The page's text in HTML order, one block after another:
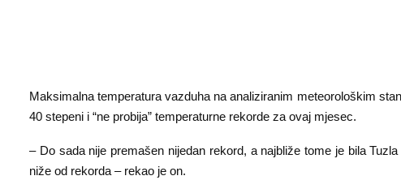
Maksimalna temperatura vazduha na analiziranim meteorološkim
40 stepeni i “ne probija” temperaturne rekorde za ovaj mjesec.
– Do sada nije premašen nijedan rekord, a najbliže tome je bila
niže od rekorda – rekao je on.